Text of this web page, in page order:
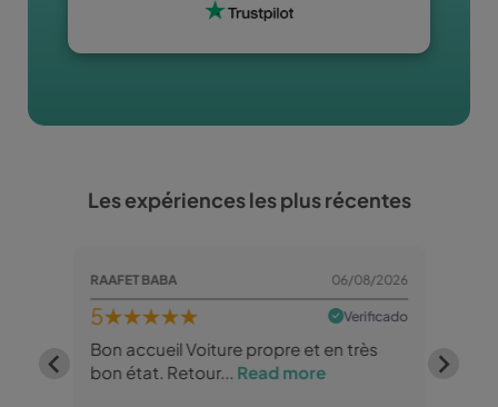
Les expériences les plus récentes
RAAFET BABA 06/08/2026
5★★★★★ Verificado
Bon accueil Voiture propre et en très
bon état. Retour... Read more